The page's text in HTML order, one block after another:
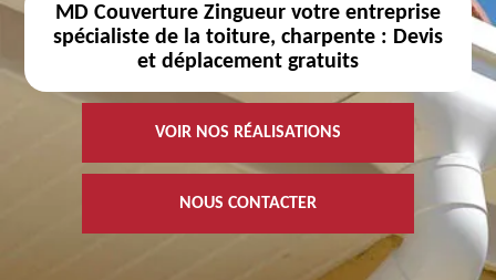
MD Couverture Zingueur votre entreprise
spécialiste de la toiture, charpente : Devis
et déplacement gratuits
VOIR NOS RÉALISATIONS
NOUS CONTACTER